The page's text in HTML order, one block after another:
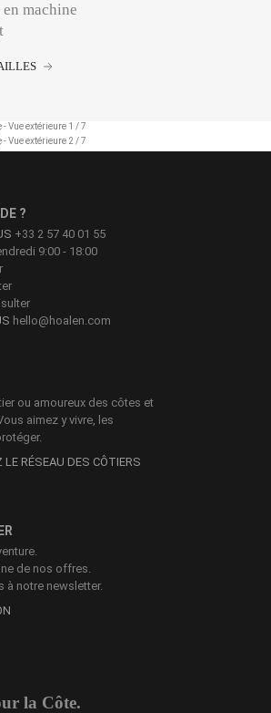
en machine
la Côte.
ou amoureux des côtes et
aimez y vivre, les
LE RÉSEAU DES CÔTIERS
?
+33 2 57 40 01 55
9:00 - 18:00
hello@hoalen.com
de nos offres.
à notre newsletter.